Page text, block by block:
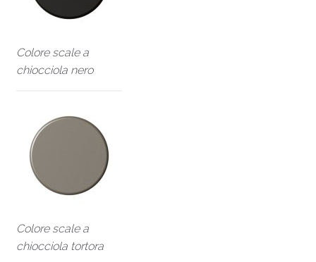
Colore scale a
chiocciola nero
Colore scale a
chiocciola tortora